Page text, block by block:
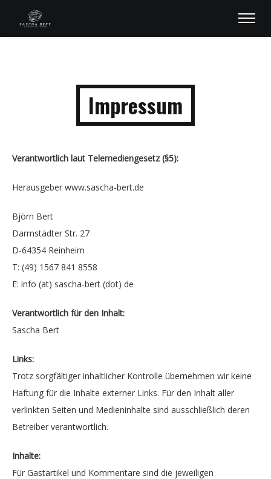
Impressum
Verantwortlich laut Telemediengesetz (§5):
Herausgeber www.sascha-bert.de
Björn Bert
Darmstädter Str. 27
D-64354 Reinheim
T: (49) 1567 841 8558
E: info (at) sascha-bert (dot) de
Verantwortlich für den Inhalt:
Sascha Bert
Links:
Trotz sorgfältiger inhaltlicher Kontrolle übernehmen wir keine
Haftung für die Inhalte externer Links. Für den Inhalt aller
verlinkten Seiten und Medieninhalte sind ausschließlich deren
Betreiber verantwortlich.
Inhalte:
Für Gastartikel und Kommentare sind die jeweiligen